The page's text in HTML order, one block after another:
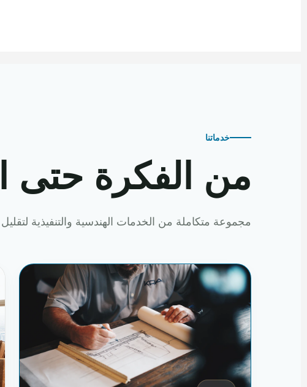
خدماتنا
من الفكرة حتى
مجموعة متكاملة من الخدمات الهندسية والتنفيذية